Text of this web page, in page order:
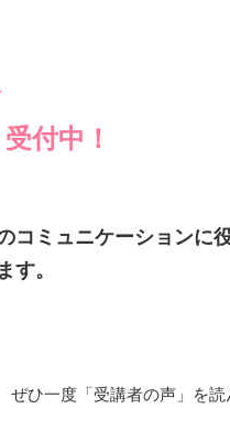
付中！
コミュニケーションに
す。
ぜひ一度「受講者の声」を読